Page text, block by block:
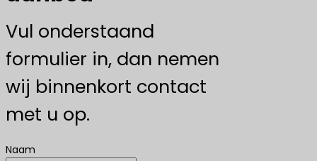
Vul onderstaand
formulier in, dan nemen
wij binnenkort contact
met u op.
Naam